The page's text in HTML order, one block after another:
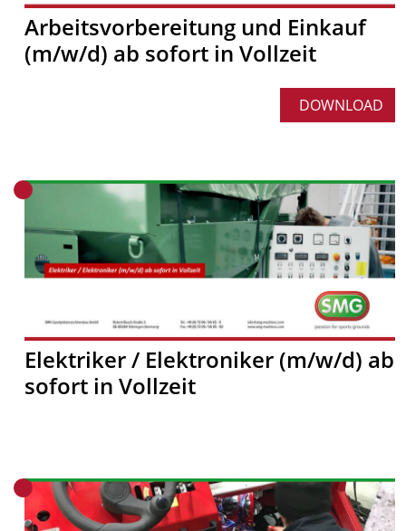
Arbeitsvorbereitung und Einkauf
(m/w/d) ab sofort in Vollzeit
DOWNLOAD
Elektriker / Elektroniker (m/w/d) ab
sofort in Vollzeit